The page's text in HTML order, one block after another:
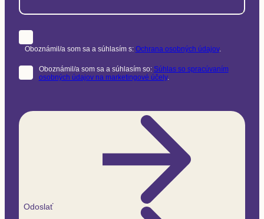
Oboznámil/a som sa a súhlasím s: Ochrana osobných údajov.
Oboznámil/a som sa a súhlasím so: Súhlas so spracúvaním
osobných údajov na marketingové účely.
Odoslať